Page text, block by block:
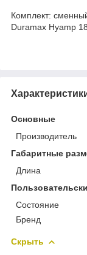
Комплект:
Duramax Hyamp
Основные
Производитель
Габаритные
Длина
Состояние
Бренд
Скрыть